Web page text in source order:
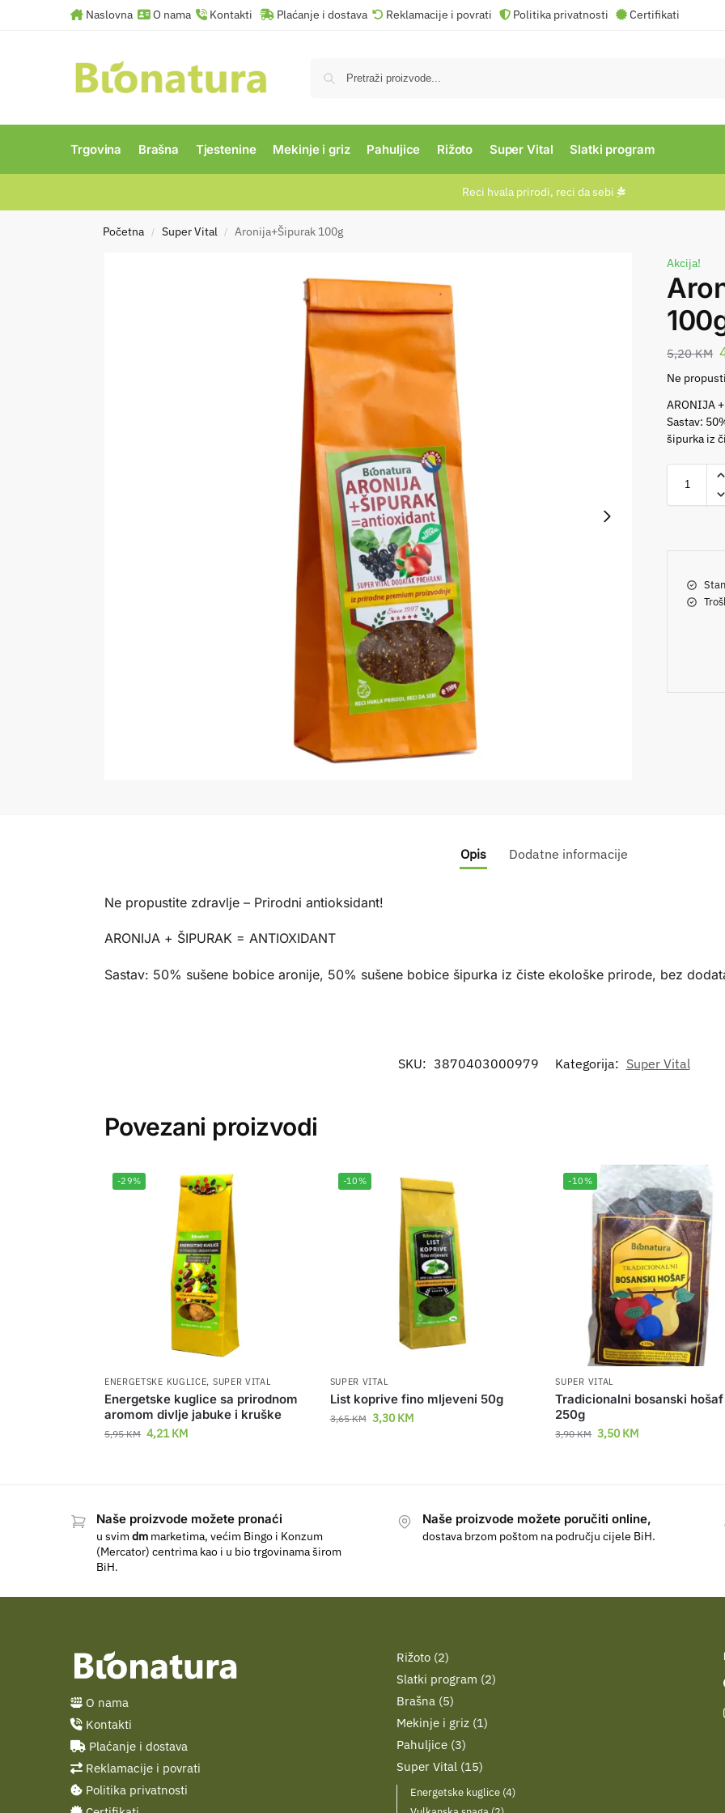
Naslovna O nama Kontakti Plaćanje i dostava Reklamacije i povrati Politika privatnosti Certifikati
Trgovina Brašna Tjestenine Mekinje i griz Pahuljice Rižoto Super Vital Slatki program
Reci hvala prirodi, reci da sebi​
Početna / Super Vital / Aronija+Šipurak 100g
Akcija!
5,20KM
Ne
ARONIJA
Sastav:
šipurka iz
Opis Dodatne informacije
Ne propustite zdravlje – Prirodni antioksidant!
ARONIJA + ŠIPURAK = ANTIOXIDANT
Sastav: 50% sušene bobice aronije, 50% sušene bobice šipurka iz čiste ekološke prirode, bez
SKU: 3870403000979 Kategorija: Super Vital
Povezani proizvodi
-29%
ENERGETSKE KUGLICE, SUPER VITAL
Energetske kuglice sa prirodnom
aromom divlje jabuke i kruške
5,95KM 4,21KM
-10%
SUPER VITAL
List koprive fino mljeveni 50g
3,65KM 3,30 KM
-10%
SUPER VITAL
Tradicionalni bosanski hošaf
250g
3,90KM 3,50 KM
Naše proizvode možete pronaći
u svimdm marketima, većim Bingo i Konzum
(Mercator) centrima kao i u bio trgovinama širom
BiH.
Naše proizvode možete poručiti online,
dostava brzom poštom na području cijele BiH.
O nama
Kontakti
Plaćanje i dostava
Reklamacije i povrati
Politika privatnosti
Rižoto 2
Slatki program 2
Brašna 5
Mekinje i griz 1
Pahuljice 3
Super Vital 15
Energetske kuglice 4